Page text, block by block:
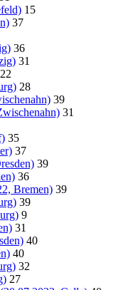
15
37
36
31
22
28
39
31
35
37
39
36
Bremen) 39
39
9
31
40
40
32
27